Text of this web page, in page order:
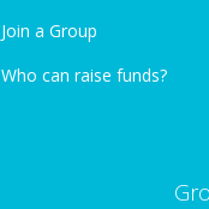
Join a Group
Who can raise funds?